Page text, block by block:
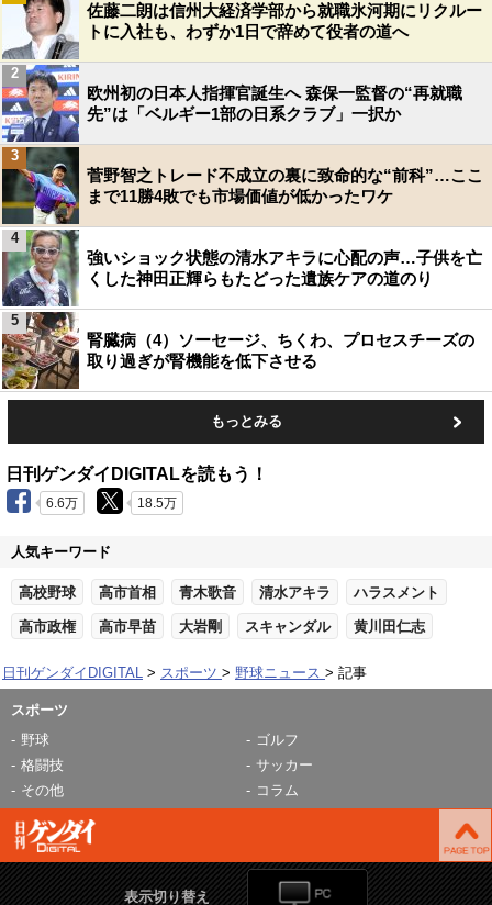
佐藤二朗は信州大経済学部から就職氷河期にリクルー
トに入社も、わずか1日で辞めて役者の道へ
欧州初の日本人指揮官誕生へ 森保一監督の“再就職
先”は「ベルギー1部の日系クラブ」一択か
2
菅野智之トレード不成立の裏に致命的な“前科”…ここ
まで11勝4敗でも市場価値が低かったワケ
3
強いショック状態の清水アキラに心配の声…子供を亡
くした神田正輝らもたどった遺族ケアの道のり
4
腎臓病（4）ソーセージ、ちくわ、プロセスチーズの
取り過ぎが腎機能を低下させる
5
もっとみる
日刊ゲンダイDIGITALを読もう！
6.6万 18.5万
人気キーワード
高校野球 高市首相 青木歌音 清水アキラ ハラスメント
高市政権 高市早苗 大岩剛 スキャンダル 黄川田仁志
日刊ゲンダイDIGITAL スポーツ 野球ニュース 記事
スポーツ
野球
ゴルフ
格闘技
サッカー
その他
コラム
表示切り替え